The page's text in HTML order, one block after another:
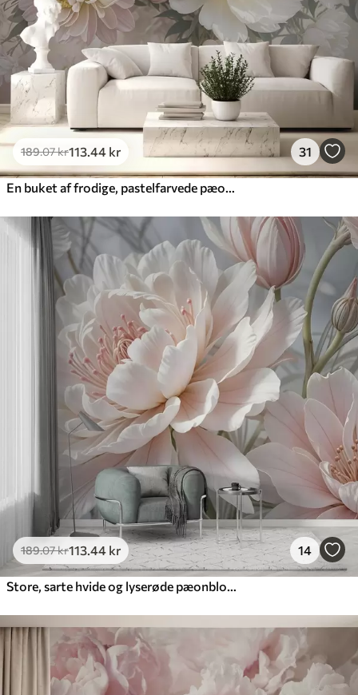
Premium vinyl
516.67310.00 kr/m²
Peel and Stick
666 .00
189.07kr113 .44 kr 31
189.07kr113 .44 kr 14